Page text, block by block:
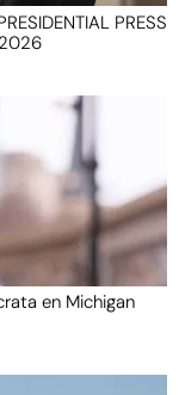
PRESS
en Michigan